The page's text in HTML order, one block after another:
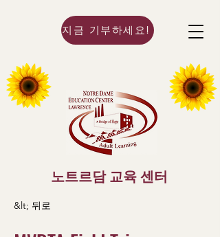
노트르담 교육 센터
지금 기부하세요!
&lt; 뒤로